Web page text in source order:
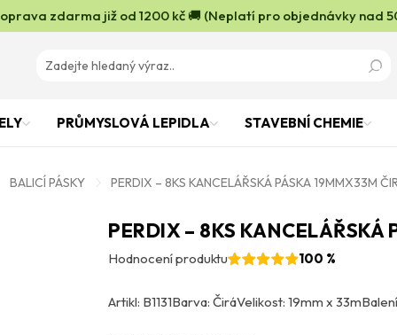
zdarma již od 1200 kč 🚚 (Neplatí pro objednávky nad
PRŮMYSLOVÁ LEPIDLA STAVEBNÍ CHEMIE
BALICÍ PÁSKY PERDIX – 8KS KANCELÁŘSKÁ PÁSKA 19MMX33M
PERDIX – 8KS KANCELÁŘSKÁ
Hodnocení produktu 100 %
Artikl: B1131Barva: ČiráVelikost: 19mm x 33m